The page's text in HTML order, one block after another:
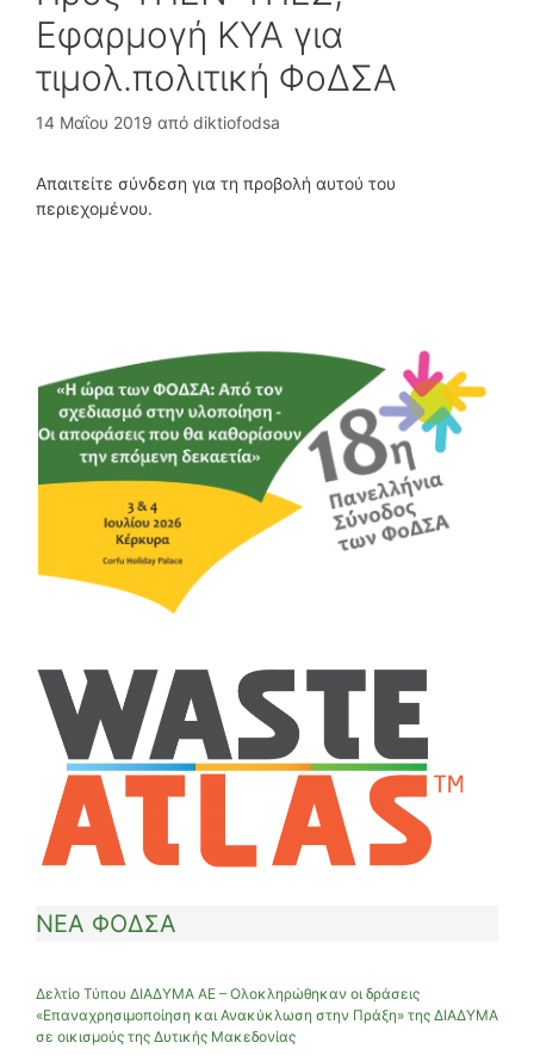
Εφαρμογή ΚΥΑ για
τιμολ.πολιτική ΦοΔΣΑ
14 Μαΐου 2019 από diktiofodsa
Απαιτείτε σύνδεση για τη προβολή αυτού του
περιεχομένου.
ΝΕΑ ΦΟΔΣΑ
Δελτίο Τύπου ΔΙΑΔΥΜΑ ΑΕ – Ολοκληρώθηκαν οι δράσεις
«Επαναχρησιμοποίηση και Ανακύκλωση στην Πράξη» της ΔΙΑΔΥΜΑ
σε οικισμούς της Δυτικής Μακεδονίας